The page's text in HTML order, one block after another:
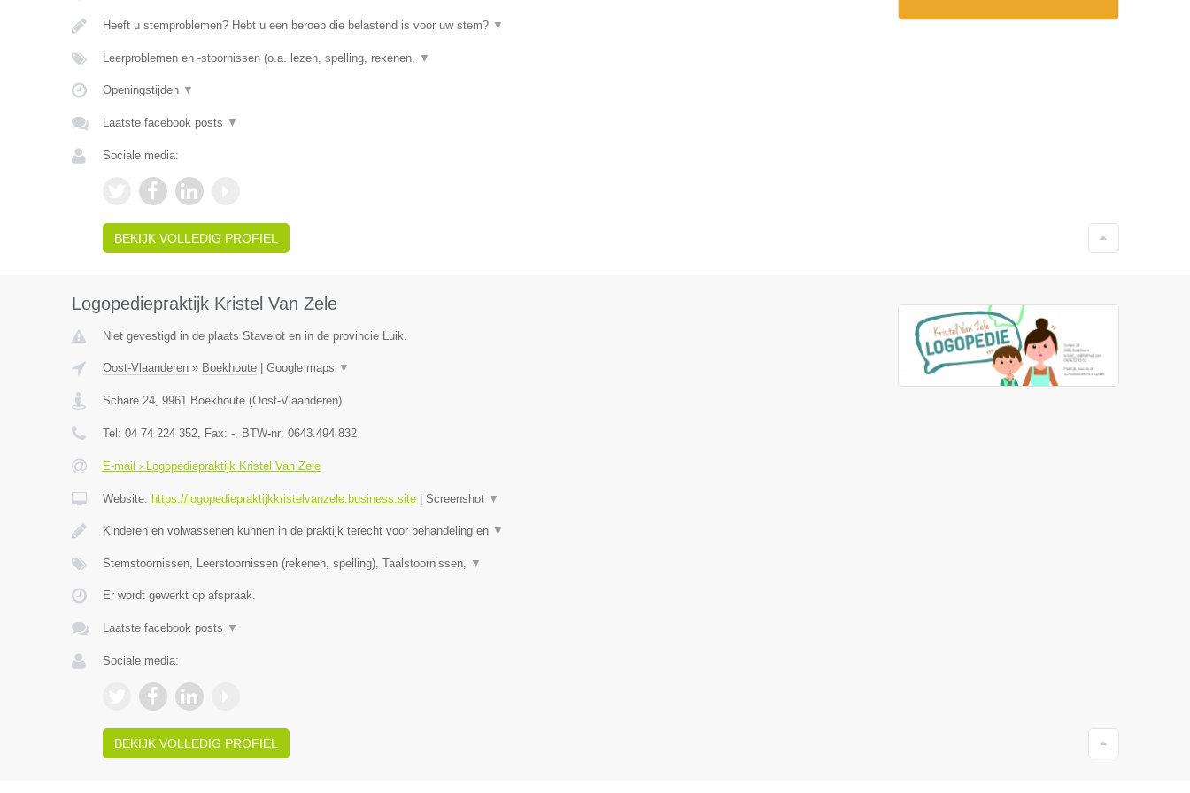
Heeft u stemproblemen? Hebt u een beroep die belastend is voor uw stem? ▼
Leerproblemen en -stoornissen (o.a. lezen, spelling, rekenen, ▼
Openingstijden ▼
Laatste facebook posts ▼
Sociale media:
BEKIJK VOLLEDIG PROFIEL
Logopediepraktijk Kristel Van Zele
Niet gevestigd in de plaats Stavelot en in de provincie Luik.
Oost-Vlaanderen» Boekhoute| Google maps ▼
Schare 24, 9961 Boekhoute(Oost-Vlaanderen)
Tel: 04 74 224 352, Fax: -, BTW-nr: 0643.494.832
E-mail › Logopediepraktijk Kristel Van Zele
Website: https://logopediepraktijkkristelvanzele.business.site| Screenshot ▼
Kinderen en volwassenen kunnen in de praktijk terecht voor behandeling en ▼
Stemstoornissen, Leerstoornissen (rekenen, spelling), Taalstoornissen, ▼
Er wordt gewerkt op afspraak.
Laatste facebook posts ▼
Sociale media:
BEKIJK VOLLEDIG PROFIEL